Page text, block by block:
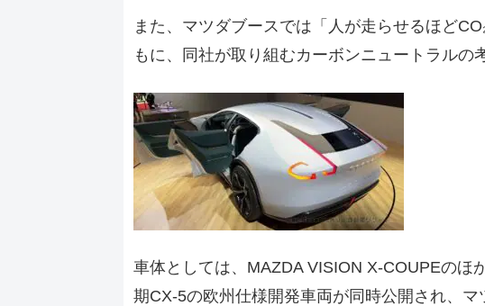
また、マツダブースでは「人が走らせるほど
もに、同社が取り組むカーボンニュートラルの
車体としては、MAZDA VISION X-COUPEのほ
期CX-5の欧州仕様開発車両が同時公開され、